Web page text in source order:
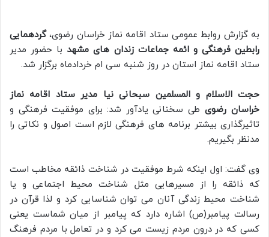
به گزارش روابط عمومی ستاد اقامه نماز خراسان رضوی،گردهمایی
رابطین فرهنگی و ائمه جماعات زندان های مشهد با حضور مدیر
ستاد اقامه نماز استان در روز شنبه سی ام خردادماه برگزار شد.
حجت الاسلام و المسلمین سبحانی نیا مدیر ستاد اقامه نماز
خراسان رضویطی سخنانی یادآور شد: برای موفقیت فرهنگی و
تاثیرگذاری بیشتر برنامه های فرهنگی لازم است اصول و نکاتی را
مدنظر بگیریم.
وی گفت: اول اینکه شرط موفقیت در شناخت ذائقه مخاطب است
که ذائقه را از مسیرهایی مثل شناخت محیط اجتماعی و یا
شناخت محیط زندگی آنان می توان شناسایی کرد و لذا قرآن در
رسالت پیامبر(ص) اشاره دارد که پیامبر از میان شماست یعنی
کسی که در درون مردم زیست می کرد و در تعامل با مردم فرهنگ